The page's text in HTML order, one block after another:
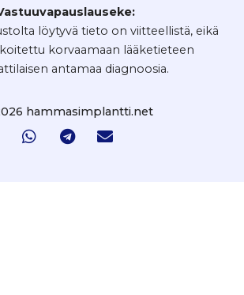
löytyvä tieto on viitteellistä, eikä
korvaamaan lääketieteen
antamaa diagnoosia.
hammasimplantti.net